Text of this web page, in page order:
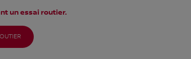
un essai routier.